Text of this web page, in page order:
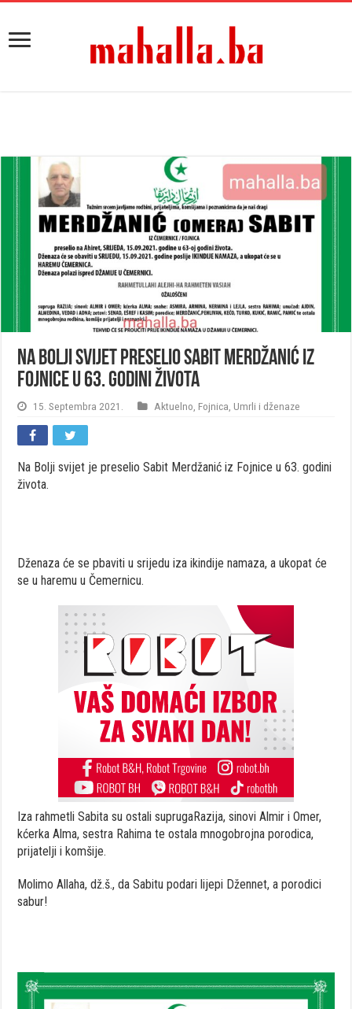
Na Bolji svijet preselio Sabit Merdžanić iz
Fojnice u 63. godini života
15. Septembra 2021. Aktuelno Fojnica Umrli i dženaze
Na Bolji svijet je preselio Sabit Merdžanić iz Fojnice u 63. godini
života.
Dženaza će se pbaviti u srijedu iza ikindije namaza, a ukopat će
se u haremu u Čemernicu.
Iza rahmetli Sabita su ostali suprugaRazija, sinovi Almir i Omer,
kćerka Alma, sestra Rahima te ostala mnogobrojna porodica,
prijatelji i komšije.
Molimo Allaha, dž.š., da Sabitu podari lijepi Džennet, a porodici
sabur!